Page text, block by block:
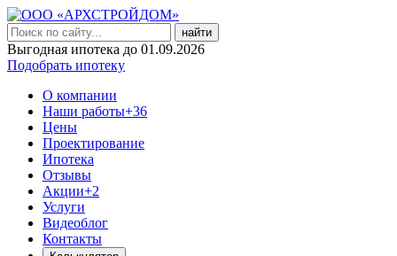
найти
Выгодная ипотека до 01.09.2026
Подобрать ипотеку
О компании
Наши работы+36
Цены
Проектирование
Ипотека
Отзывы
Акции+2
Услуги
Видеоблог
Контакты